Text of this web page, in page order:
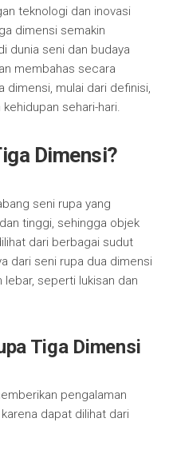
teknologi dan inovasi
dimensi semakin
dunia seni dan budaya
membahas secara
dimensi, mulai dari definisi,
sehari-hari.
Dimensi?
seni rupa yang
tinggi, sehingga objek
dari berbagai sudut
dari seni rupa dua dimensi
lebar, seperti lukisan dan
Tiga Dimensi
pengalaman
dapat dilihat dari